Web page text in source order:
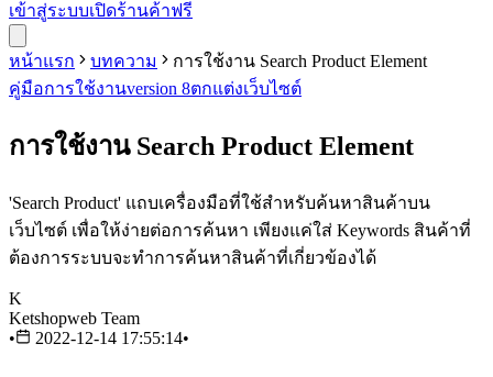
เข้าสู่ระบบเปิดร้านค้าฟรี
หน้าแรก บทความ
การใช้งาน Search Product Element
คู่มือการใช้งานversion 8ตกแต่งเว็บไซต์
การใช้งาน Search Product Element
'Search Product' แถบเครื่องมือที่ใช้สำหรับค้นหาสินค้าบน
เว็บไซต์ เพื่อให้ง่ายต่อการค้นหา เพียงแค่ใส่ Keywords สินค้าที่
ต้องการระบบจะทำการค้นหาสินค้าที่เกี่ยวข้องได้
K
Ketshopweb Team
•
2022-12-14 17:55:14•